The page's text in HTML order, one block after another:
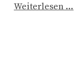
Weiterlesen …